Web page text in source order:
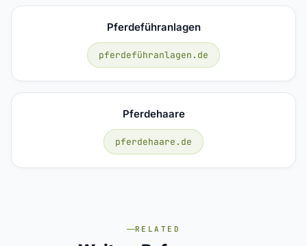
Pferdeführanlagen
pferdeführanlagen.de
Pferdehaare
pferdehaare.de
RELATED